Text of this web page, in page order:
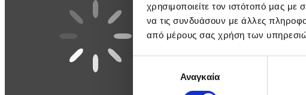
χρησιμοποιείτε τον ιστότοπό μας
να τις συνδυάσουν με άλλες
από μέρους σας χρήση των
συγκατάθεσηςΑναγκαία